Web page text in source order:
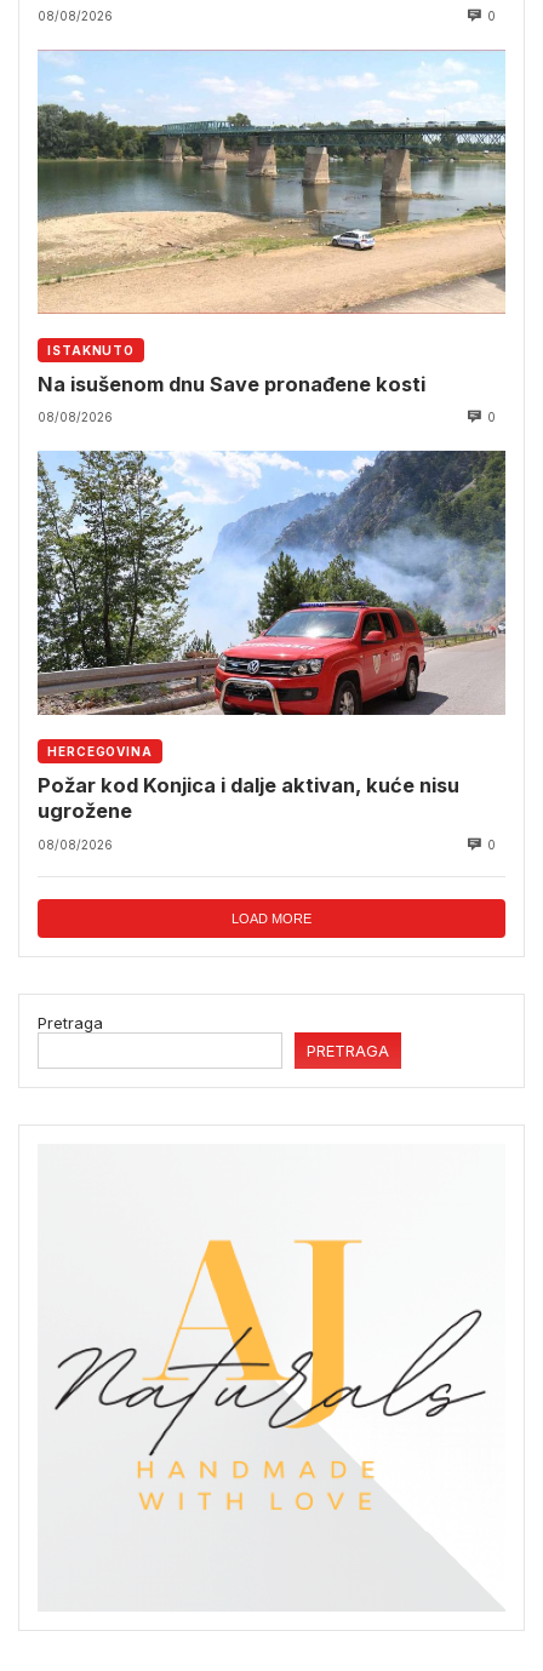
08/08/2026 0
ISTAKNUTO
Na isušenom dnu Save pronađene kosti
08/08/2026 0
HERCEGOVINA
Požar kod Konjica i dalje aktivan, kuće nisu
ugrožene
08/08/2026 0
LOAD MORE
Pretraga
PRETRAGA